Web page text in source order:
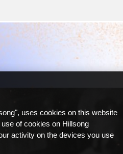
uses cookies on this website
of cookies on Hillsong
activity on the devices you use